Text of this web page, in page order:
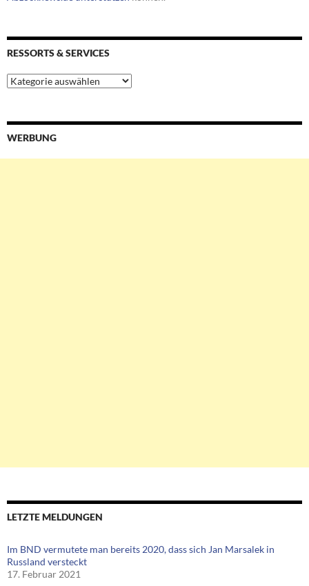
RESSORTS & SERVICES
Ressorts
&
WERBUNG
LETZTE MELDUNGEN
Im BND vermutete man bereits 2020, dass sich Jan Marsalek in
Russland versteckt
17. Februar 2021